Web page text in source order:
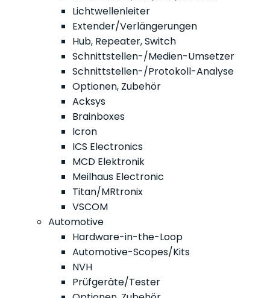
Lichtwellenleiter
Extender/Verlängerungen
Hub, Repeater, Switch
Schnittstellen-/Medien-Umsetzer
Schnittstellen-/Protokoll-Analyse
Optionen, Zubehör
Acksys
Brainboxes
Icron
ICS Electronics
MCD Elektronik
Meilhaus Electronic
Titan/MRtronix
VSCOM
Automotive
Hardware-in-the-Loop
Automotive-Scopes/Kits
NVH
Prüfgeräte/Tester